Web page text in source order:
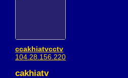
ccakhiatvcctv
104.28.156.220
cakhiatv